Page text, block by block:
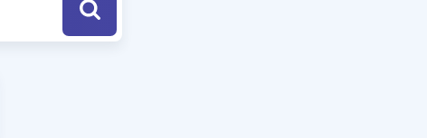
Sınavlarla İlgili Haberler